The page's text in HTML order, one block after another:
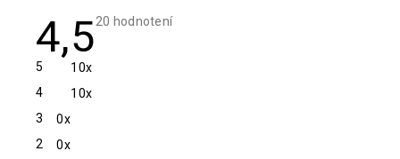
4,5Priemerné
20 hodnotení
5
10x
4
10x
3
0x
2
0x